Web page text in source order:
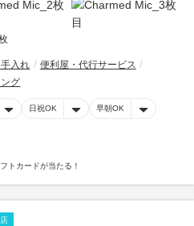
入れ
便利屋・代行サービス
グ
日祝OK 早朝OK
トカードが当たる！